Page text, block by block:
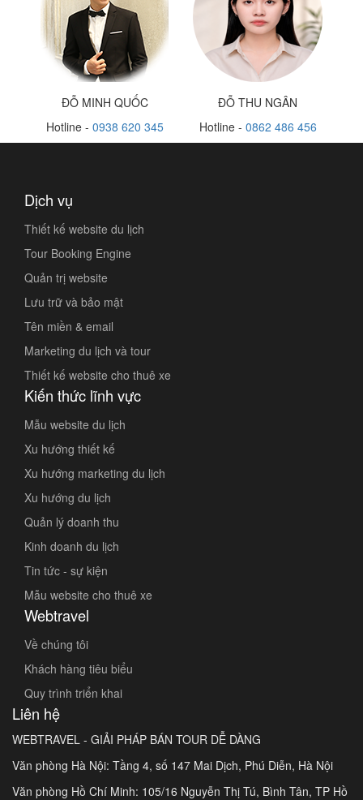
ĐỖ MINH QUỐC
Hotline - 0938 620 345
ĐỖ THU NGÂN
Hotline - 0862 486 456
Dịch vụ
Thiết kế website du lịch
Tour Booking Engine
Quản trị website
Lưu trữ và bảo mật
Tên miền & email
Marketing du lịch và tour
Thiết kế website cho thuê xe
Kiến thức lĩnh vực
Mẫu website du lịch
Xu hướng thiết kế
Xu hướng marketing du lịch
Xu hướng du lịch
Quản lý doanh thu
Kinh doanh du lịch
Tin tức - sự kiện
Mẫu website cho thuê xe
Webtravel
Về chúng tôi
Khách hàng tiêu biểu
Quy trình triển khai
Liên hệ
WEBTRAVEL - GIẢI PHÁP BÁN TOUR DỄ DÀNG
Văn phòng Hà Nội: Tầng 4, số 147 Mai Dịch, Phú Diễn, Hà Nội
Văn phòng Hồ Chí Minh: 105/16 Nguyễn Thị Tú, Bình Tân, TP Hồ